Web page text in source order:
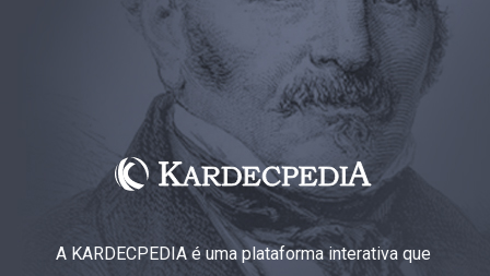
A KARDECPEDIA é uma plataforma interativa que